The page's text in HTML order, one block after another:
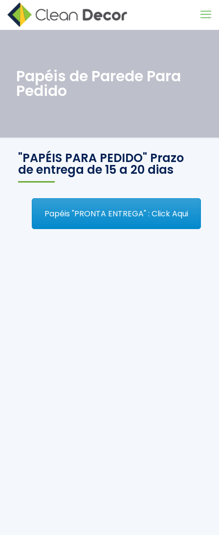
Papéis de Parede Para
Pedido
"PAPÉIS PARA PEDIDO" Prazo
de entrega de 15 a 20 dias
Papéis "PRONTA ENTREGA" : Click Aqui